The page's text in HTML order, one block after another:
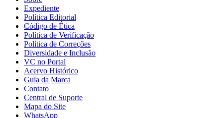
Expediente
Política Editorial
Código de Ética
Política de Verificação
Política de Correções
Diversidade e Inclusão
VC no Portal
Acervo Histórico
Guia da Marca
Contato
Central de Suporte
Mapa do Site
WhatsApp